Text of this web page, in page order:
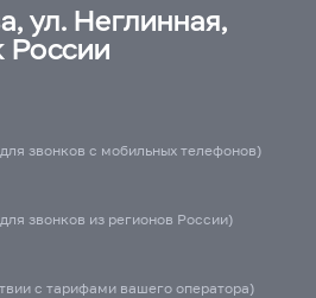
ул. Неглинная,
России
звонков с мобильных телефонов)
звонков из регионов России)
с тарифами вашего оператора)